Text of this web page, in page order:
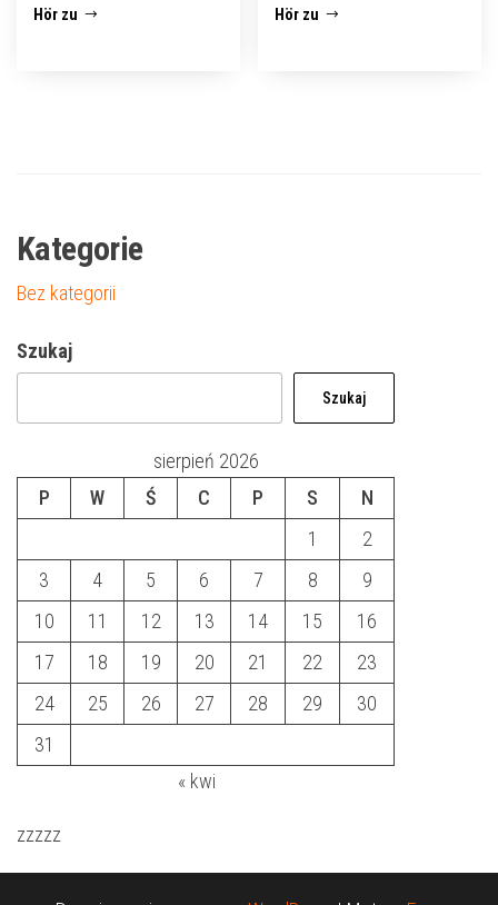
Hör zu Hör zu
Kategorie
Bez kategorii
Szukaj
Szukaj
sierpień 2026
P
W Ś C P S
N
1
2
3
4 5 6 7 8
9
10
11 12 13 14 15
16
17
18 19 20 21 22
23
24
25 26 27 28 29
30
31
« kwi
zzzzz